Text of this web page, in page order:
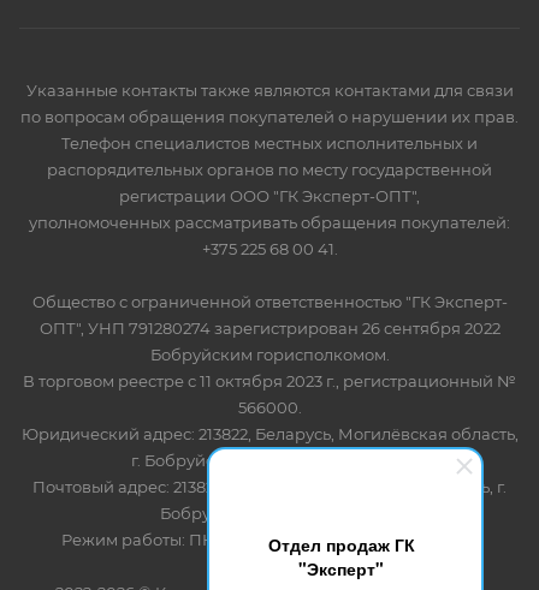
Отдел продаж ГК
"Эксперт"
Указанные контакты также являются контактами для связи
по вопросам обращения покупателей о нарушении их прав.
Телефон специалистов местных исполнительных и
распорядительных органов по месту государственной
регистрации ООО "ГК Эксперт-ОПТ",
уполномоченных рассматривать обращения покупателей:
+375 225 68 00 41.
Общество с ограниченной ответственностью "ГК Эксперт-
ОПТ", УНП 791280274 зарегистрирован 26 сентября 2022
Бобруйским горисполкомом.
В торговом реестре с 11 октября 2023 г., регистрационный №
566000.
Юридический адрес: 213822, Беларусь, Могилёвская область,
г. Бобруйск, ул. Лынькова 85 пом 7
Почтовый адрес: 213822, Беларусь, Могилёвская область, г.
Бобруйск, ул. Лынькова, 85
Режим работы: ПН-ПТ 8.30-17.00, СБ-ВС - выходной